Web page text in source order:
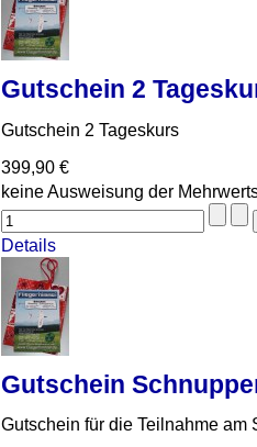
Gutschein 2
Gutschein 2 Tageskurs
399,90 €
keine Ausweisung der
Details
Gutschein
Gutschein für die Teilnahme